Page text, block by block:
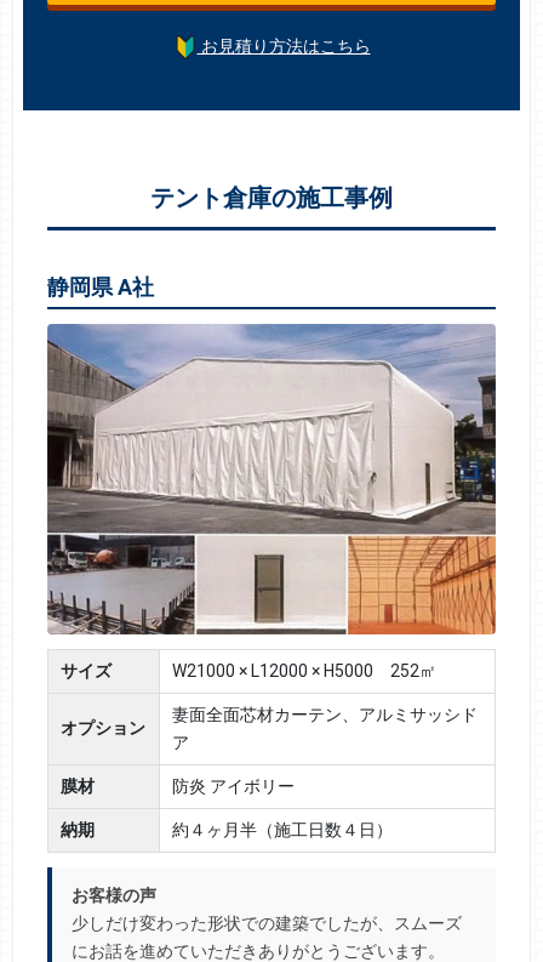
お見積り方法はこちら
テント倉庫の施工事例
静岡県 A社
サイズ W21000 × L12000 × H5000 252㎡
オプション
妻面全面芯材カーテン、アルミサッシド
ア
膜材 防炎 アイボリー
納期 約４ヶ月半（施工日数４日）
お客様の声
少しだけ変わった形状での建築でしたが、スムーズ
にお話を進めていただきありがとうございます。